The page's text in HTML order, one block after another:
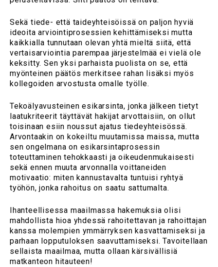
Sekä tiede- että taideyhteisöissä on paljon hyviä
ideoita arviointiprosessien kehittämiseksi mutta
kaikkialla tunnutaan olevan yhtä mieltä siitä, että
vertaisarviointia parempaa järjestelmää ei vielä ole
keksitty. Sen yksi parhaista puolista on se, että
myönteinen päätös merkitsee rahan lisäksi myös
kollegoiden arvostusta omalle työlle.
Tekoälyavusteinen esikarsinta, jonka jälkeen tietyt
laatukriteerit täyttävät hakijat arvottaisiin, on ollut
toisinaan esiin noussut ajatus tiedeyhteisössä.
Arvontaakin on kokeiltu muutamissa maissa, mutta
sen ongelmana on esikarsintaprosessin
toteuttaminen tehokkaasti ja oikeudenmukaisesti
sekä ennen muuta arvonnalla voittaneiden
motivaatio: miten kannustavalta tuntuisi ryhtyä
työhön, jonka rahoitus on saatu sattumalta.
Ihanteellisessa maailmassa hakemuksia olisi
mahdollista hioa yhdessä rahoitettavan ja rahoittajan
kanssa molempien ymmärryksen kasvattamiseksi ja
parhaan lopputuloksen saavuttamiseksi. Tavoitellaan
sellaista maailmaa, mutta ollaan kärsivällisiä
matkanteon hitauteen!